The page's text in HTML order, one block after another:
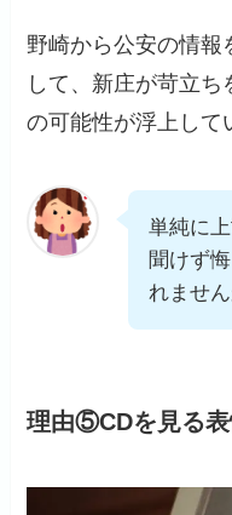
野崎から公安の情報
して、新庄が苛立
の可能性が浮上して
単純に
聞けず
れませ
理由⑤CDを見る